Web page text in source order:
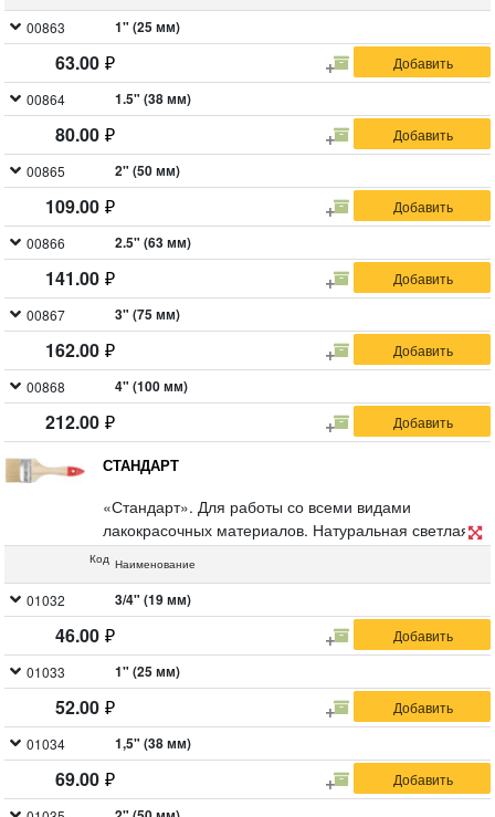
00863 1" (25 мм)
63.00
00864 1.5" (38 мм)
80.00
00865 2" (50 мм)
109.00
00866 2.5" (63 мм)
141.00
00867 3" (75 мм)
162.00
00868 4" (100 мм)
212.00
СТАНДАРТ
«Стандарт». Для работы со всеми видами
лакокрасочных материалов. Натуральная светлая
щетина, деревянная ручка.
Код Наименование
01032 3/4" (19 мм)
46.00
01033 1" (25 мм)
52.00
01034 1,5" (38 мм)
69.00